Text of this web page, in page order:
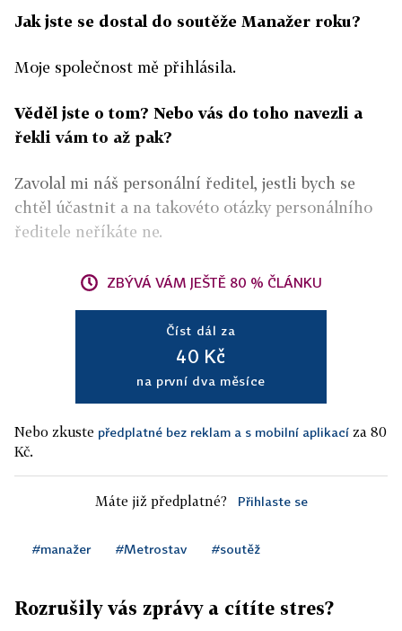
Jak jste se dostal do soutěže Manažer roku?
Moje společnost mě přihlásila.
Věděl jste o tom? Nebo vás do toho navezli a
řekli vám to až pak?
Zavolal mi náš personální ředitel, jestli bych se
chtěl účastnit a na takovéto otázky personálního
ředitele neříkáte ne.
ZBÝVÁ VÁM JEŠTĚ 80 % ČLÁNKU
Číst dál za
40 Kč
na první dva měsíce
Nebo zkuste předplatné bez reklam a s mobilní aplikací za 80
Kč.
Máte již předplatné? Přihlaste se
#manažer #Metrostav #soutěž
Rozrušily vás zprávy a cítíte stres?